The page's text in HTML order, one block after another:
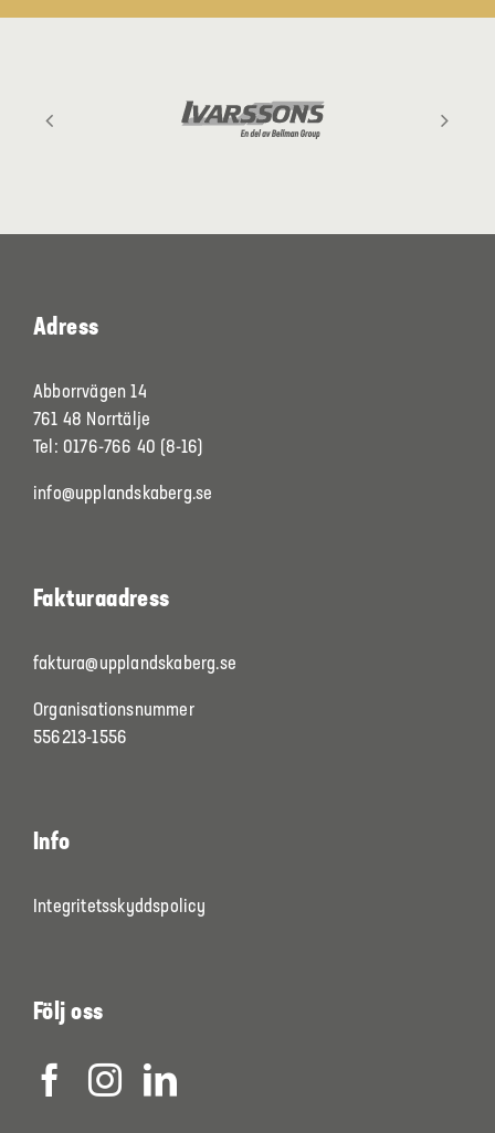
Adress
Abborrvägen 14
761 48 Norrtälje
Tel: 0176-766 40 (8-16)
info@upplandskaberg.se
Fakturaadress
faktura@upplandskaberg.se
Organisationsnummer
556213-1556
Info
Integritetsskyddspolicy
Följ oss